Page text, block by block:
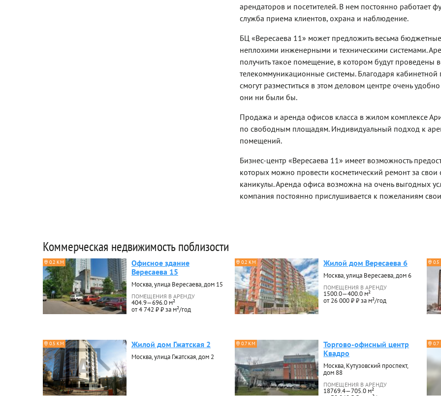
арендаторов и посетителей. В нем постоянно работает
служба приема клиентов, охрана и наблюдение.
БЦ «Вересаева 11» может предложить весьма
неплохими инженерными и техническими системами.
получить такое помещение, в котором будут проведены
телекоммуникационные системы. Благодаря
смогут разместиться в этом деловом центре очень
они ни были бы.
Продажа и аренда офисов класса в жилом комплексе
по свободным площадям. Индивидуальный подход к
помещений.
Бизнес-центр «Вересаева 11» имеет возможность
которых можно провести косметический ремонт за свои
каникулы. Аренда офиса возможна на очень выгодных
компания постоянно прислушивается к пожеланиям
Коммерческая недвижимость поблизости
0.2 КМ
Офисное здание
Вересаева 15
Москва, улица Вересаева, дом 15
ПОМЕЩЕНИЯ В АРЕНДУ
404.9—696.0 м²
от 4 742 ₽ ₽ за м²/год
0.2 КМ Жилой дом Вересаева 6
Москва, улица Вересаева, дом 6
ПОМЕЩЕНИЯ В АРЕНДУ
1500.0—400.0 м²
от 26 000 ₽ ₽ за м²/год
0.5 КМ Жилой дом Гжатская 2
Москва, улица Гжатская, дом 2
0.7 КМ
Торгово-офисный центр
Квадро
Москва, Кутузовский проспект,
дом 88
ПОМЕЩЕНИЯ В АРЕНДУ
18769.4—705.0 м²